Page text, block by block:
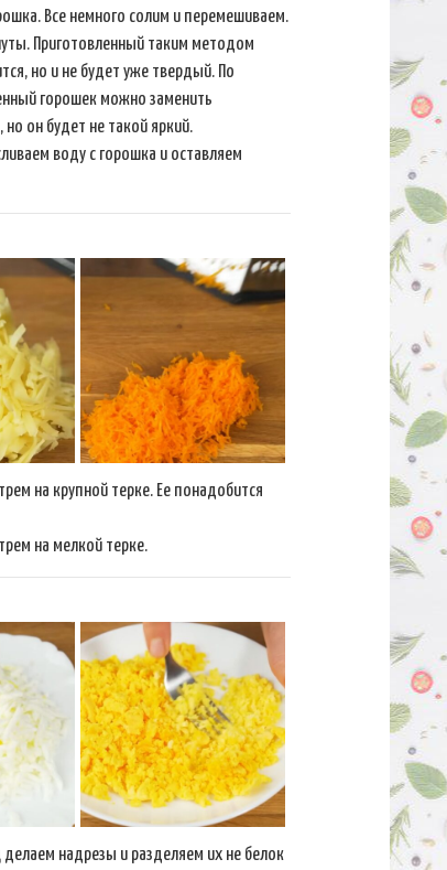
Все немного солим и перемешиваем.
Приготовленный таким методом
но и не будет уже твердый. По
горошек можно заменить
он будет не такой яркий.
воду с горошка и оставляем
на крупной терке. Ее понадобится
на мелкой терке.
надрезы и разделяем их не белок